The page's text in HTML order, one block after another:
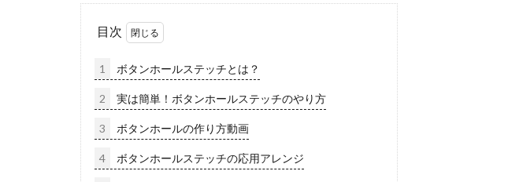
目次
1 ボタンホールステッチとは？
2 実は簡単！ボタンホールステッチのやり方
3 ボタンホールの作り方動画
4 ボタンホールステッチの応用アレンジ